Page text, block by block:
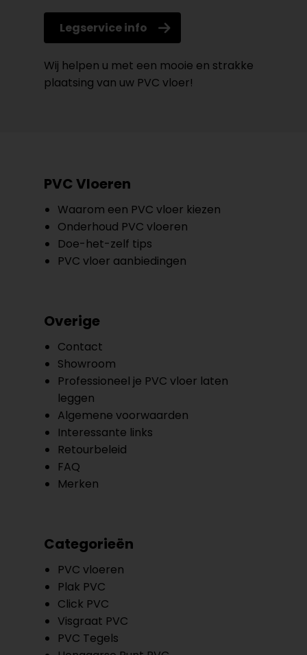
Legservice info
Wij helpen u met een mooie en strakke
plaatsing van uw PVC vloer!
PVC Vloeren
Waarom een PVC vloer kiezen
Onderhoud PVC vloeren
Doe-het-zelf tips
PVC vloer aanbiedingen
Overige
Contact
Showroom
Professioneel je PVC vloer laten
leggen
Algemene voorwaarden
Interessante links
Retourbeleid
FAQ
Merken
Categorieën
PVC vloeren
Plak PVC
Click PVC
Visgraat PVC
PVC Tegels